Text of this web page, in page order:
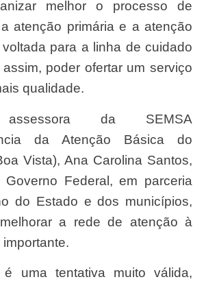
melhor o processo de
atenção primária e a atenção
para a linha de cuidado
poder ofertar um serviço
qualidade.
da Atenção Básica do
Vista), Ana Carolina Santos,
Federal, em parceria
do Estado e dos municípios,
a rede de atenção à